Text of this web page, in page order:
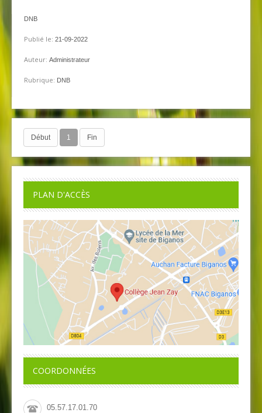
DNB
Publié le: 21-09-2022
Auteur: Administrateur
Rubrique: DNB
Début 1 Fin
PLAN D'ACCÈS
COORDONNÉES
05.57.17.01.70